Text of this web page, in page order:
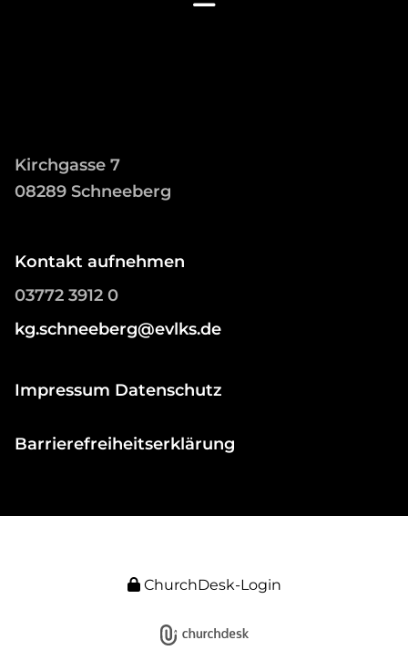
Kirchgasse 7
08289 Schneeberg
Kontakt aufnehmen
03772 3912 0
kg.schneeberg@evlks.de
Impressum Datenschutz
Barrierefreiheitserklärung
ChurchDesk-Login